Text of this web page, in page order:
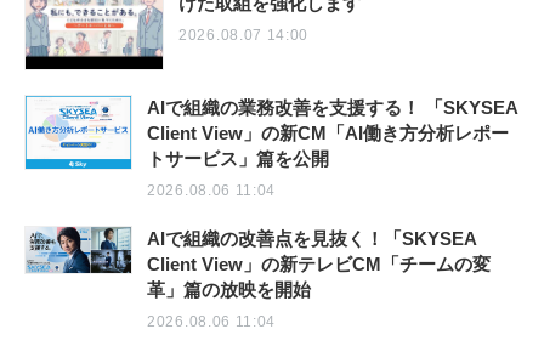
2026.08.07 14:00
AIで組織の業務改善を支援する！ 「SKYSEA
Client View」の新CM「AI働き方分析レポー
トサービス」篇を公開
2026.08.06 11:04
AIで組織の改善点を見抜く！「SKYSEA
Client View」の新テレビCM「チームの変
革」篇の放映を開始
2026.08.06 11:04